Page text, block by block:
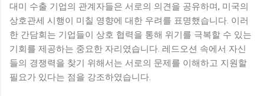
대미 수출 기업의 관계자들은 서로의 의견을 공유하며, 미국의
상호관세 시행이 미칠 영향에 대한 우려를 표명했습니다. 이러
한 간담회는 기업들이 상호 협력을 통해 위기를 극복할 수 있는
기회를 제공하는 중요한 자리였습니다. 레드오션 속에서 자신
들의 경쟁력을 찾기 위해서는 서로의 문제를 이해하고 지원할
필요가 있다는 점을 강조하였습니다.